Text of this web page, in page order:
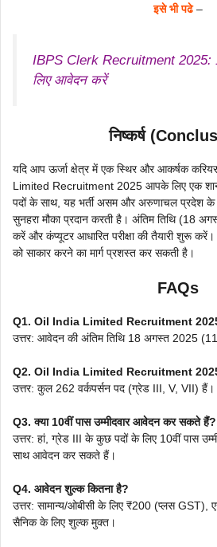
इसे भी पढे–
IBPS Clerk Recruitment 2025:
लिए आवेदन करें
निष्कर्ष
यदि आप ऊर्जा क्षेत्र में एक स्थिर और आकर्षक
Limited Recruitment 2025 आपके लिए एक
पदों के साथ, यह भर्ती असम और अरुणाचल प्रदेश के
सुनहरा मौका प्रदान करती है। अंतिम तिथि (18
करें और कंप्यूटर आधारित परीक्षा की तैयारी शुरू
को साकार करने का मार्ग प्रशस्त कर सकती है।
FAQs
Q1. Oil India Limited Recruitment 2025
उत्तर: आवेदन की अंतिम तिथि 18 अगस्त 2025
Q2. Oil India Limited Recruitment
उत्तर: कुल 262 वर्कपर्सन पद (ग्रेड III, V, VII) हैं।
Q3. क्या 10वीं पास उम्मीदवार आवेदन कर सकते हैं?
उत्तर: हां, ग्रेड III के कुछ पदों के लिए 10वीं पास
साथ आवेदन कर सकते हैं।
Q4. आवेदन शुल्क कितना है?
उत्तर: सामान्य/ओबीसी के लिए ₹200 (प्लस GST),
सैनिक के लिए शुल्क मुक्त।